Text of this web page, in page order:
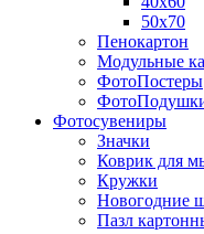
50х70
Пенокартон
Модульные
ФотоПостеры
Фотоcувениры
Значки
Коврик для
Кружки
Новогодние
Пазл